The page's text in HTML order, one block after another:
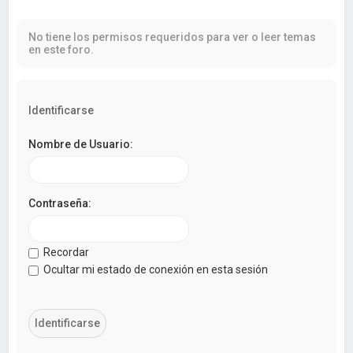
No tiene los permisos requeridos para ver o leer temas
en este foro.
Identificarse
Nombre de Usuario:
Contraseña:
Recordar
Ocultar mi estado de conexión en esta sesión